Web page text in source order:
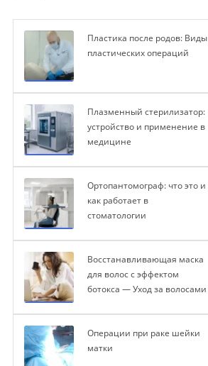
Пластика после родов: Виды
пластических операций
Плазменный стерилизатор:
устройство и применение в
медицине
Ортопантомограф: что это и
как работает в
стоматологии
Восстанавливающая маска
для волос с эффектом
ботокса — Уход за волосами
Операции при раке шейки
матки